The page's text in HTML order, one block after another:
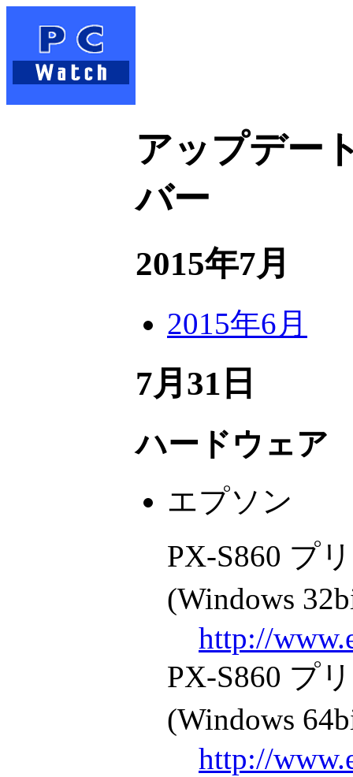
アップデー
バー
2015年7月
2015年6月
7月31日
ハードウェア
エプソン
PX-S860 プ
(Windows
http://
PX-S860 プ
(Windows
http://